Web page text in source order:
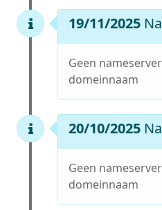
19/11/2025
Geen
domeinnaam
20/10/2025
Geen
domeinnaam